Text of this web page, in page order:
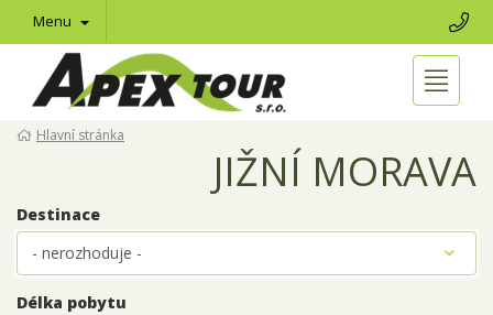
Menu
Hlavní stránka
JIŽNÍ MORAVA
Destinace
Délka pobytu